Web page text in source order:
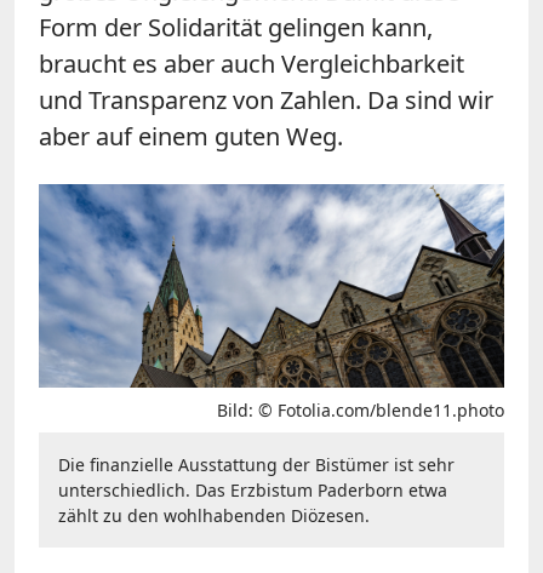
Form der Solidarität gelingen kann,
braucht es aber auch Vergleichbarkeit
und Transparenz von Zahlen. Da sind wir
aber auf einem guten Weg.
Bild: © Fotolia.com/blende11.photo
Die finanzielle Ausstattung der Bistümer ist sehr
unterschiedlich. Das Erzbistum Paderborn etwa
zählt zu den wohlhabenden Diözesen.